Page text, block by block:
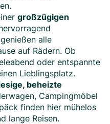
großzügigen
alle
auf Rädern. Ob
oder entspannte
Lieblingsplatz.
beheizte
Campingmöbel
finden hier mühelos
lange Reisen.